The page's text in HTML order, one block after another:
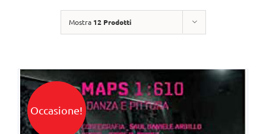
Mostra 12 Prodotti
Occasione!